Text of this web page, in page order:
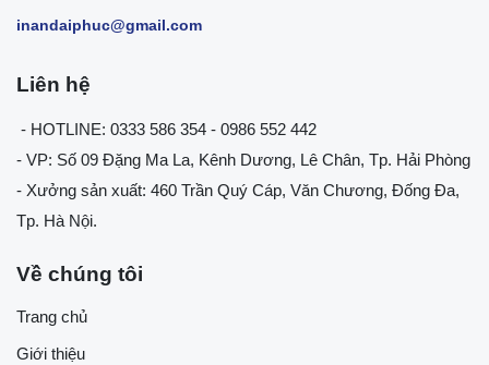
inandaiphuc@gmail.com
Liên hệ
- HOTLINE: 0333 586 354 - 0986 552 442
- VP: Số 09 Đặng Ma La, Kênh Dương, Lê Chân, Tp. Hải Phòng
- Xưởng sản xuất: 460 Trần Quý Cáp, Văn Chương, Đống Đa,
Tp. Hà Nội.
Về chúng tôi
Trang chủ
Giới thiệu